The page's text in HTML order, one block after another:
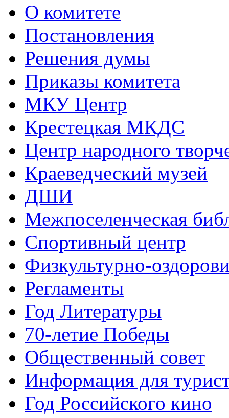
О комитете
Постановления
Решения думы
Приказы комитета
МКУ Центр
Крестецкая МКДС
Центр народного
Краеведческий музей
ДШИ
Межпоселенческая
Спортивный центр
Физкультурно-
Регламенты
Год Литературы
70-летие Победы
Общественный совет
Информация для
Год Российского кино